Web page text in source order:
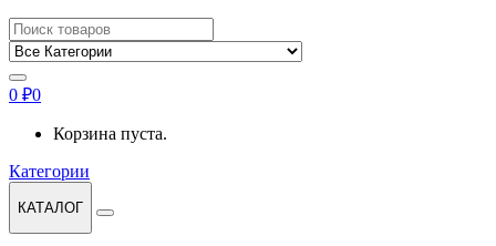
Найти:
0 ₽0
Корзина пуста.
Категории
КАТАЛОГ